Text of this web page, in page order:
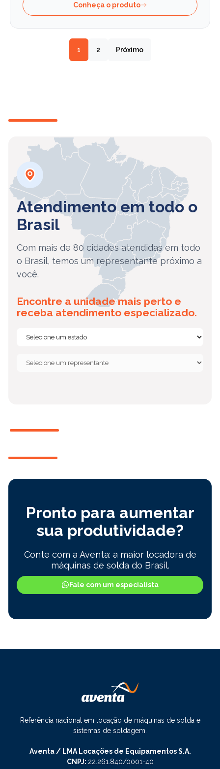
Conheça o produto
1 2 Próximo
Atendimento em todo o
Brasil
Com mais de 80 cidades atendidas em todo
o Brasil, temos um representante próximo a
você.
Encontre a unidade mais perto e
receba atendimento especializado.
Pronto para aumentar
sua produtividade?
Conte com a Aventa: a maior locadora de
máquinas de solda do Brasil.
Fale com um especialista
Referência nacional em locação de máquinas de solda e
sistemas de soldagem.
Aventa / LMA Locações de Equipamentos S.A.
CNPJ: 22.261.840/0001-40